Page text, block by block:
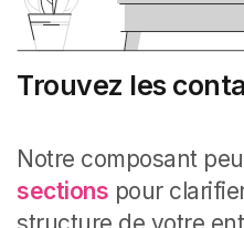
Trouvez les
Notre composant
sections pour